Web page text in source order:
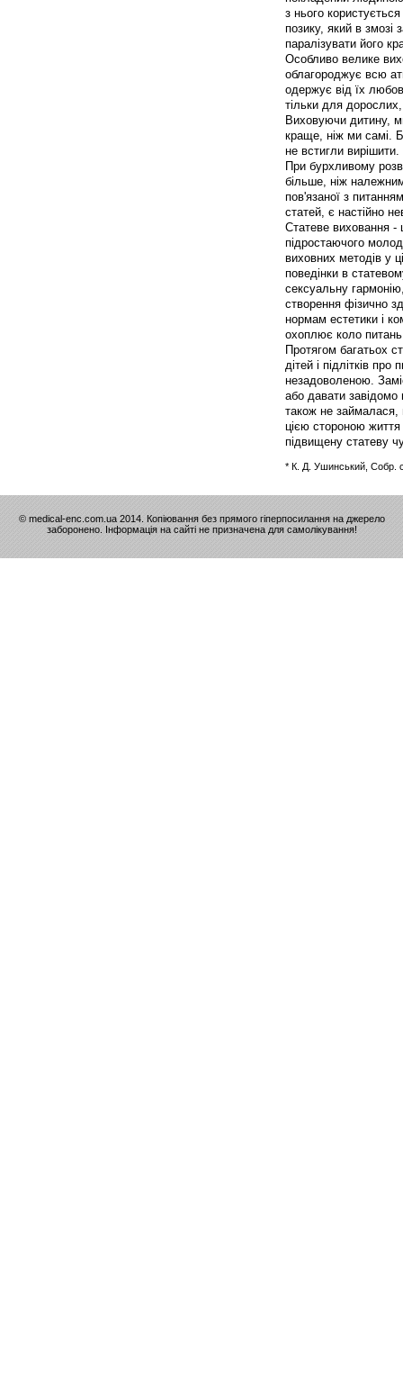
з нього
позику, який в
паралізувати його
Особливо велике
облагороджує всю
одержує від їх
тільки для
Виховуючи дитину,
краще, ніж ми самі.
не встигли вирішити.
При бурхливому
більше, ніж
пов'язаної з
статей, є настійно
Статеве виховання -
підростаючого
виховних методів у
поведінки в
сексуальну
створення фізично
нормам естетики і
охоплює коло
Протягом багатьох
дітей і підлітків
незадоволеною.
або давати
також не
цією стороною
підвищену статеву
* К. Д. Ушинський, Собр.
© medical-enc.com.ua 2014. Копіювання без прямого гіперпосилання на джерело
заборонено. Інформація на сайті не призначена для самолікування!